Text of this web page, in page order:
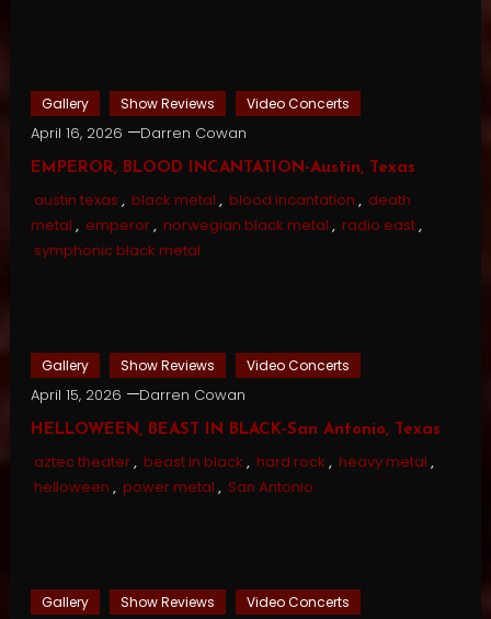
Gallery Show Reviews Video Concerts
April 16, 2026 Darren Cowan
EMPEROR, BLOOD INCANTATION-Austin, Texas
austin texas , black metal , blood incantation , death
metal , emperor, norwegian black metal , radio east,
symphonic black metal
Gallery Show Reviews Video Concerts
April 15, 2026 Darren Cowan
HELLOWEEN, BEAST IN BLACK-San Antonio, Texas
aztec theater, beast in black , hard rock , heavy metal ,
helloween , power metal , San Antonio
Gallery Show Reviews Video Concerts